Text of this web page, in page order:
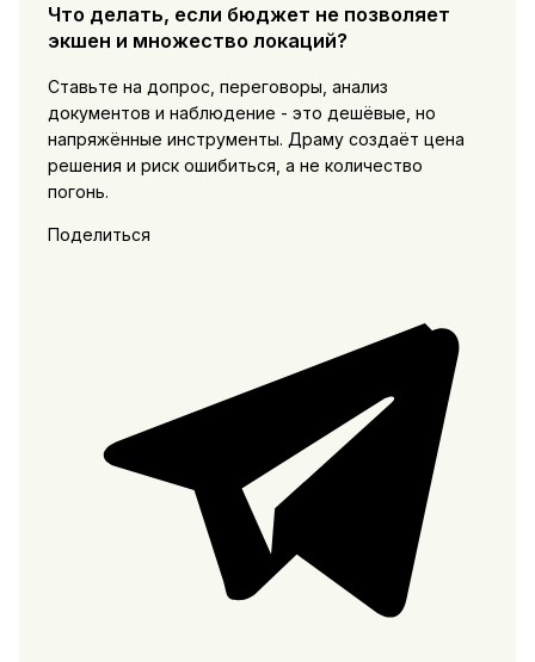
Что делать, если бюджет не позволяет
экшен и множество локаций?
Ставьте на допрос, переговоры, анализ
документов и наблюдение - это дешёвые, но
напряжённые инструменты. Драму создаёт цена
решения и риск ошибиться, а не количество
погонь.
Поделиться